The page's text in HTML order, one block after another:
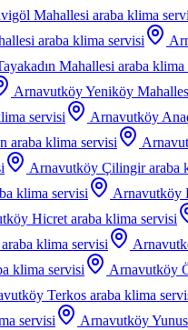
Mahallesi araba klima
araba klima servisi
Mahallesi araba klima
Arnavutköy Yeniköy
servisi Arnavutköy
araba klima servisi
Arnavutköy Çilingir araba
klima servisi Arnavutköy
Hicret araba klima servisi
araba klima servisi
klima servisi Arnavutköy
Terkos araba klima
servisi Arnavutköy